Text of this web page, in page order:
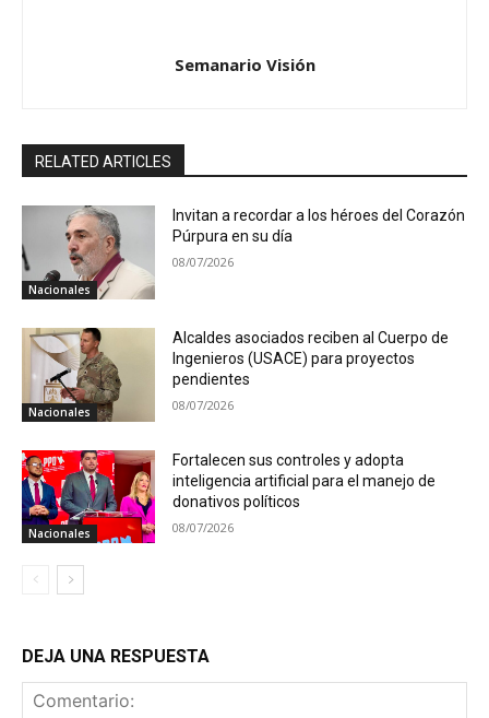
Semanario Visión
RELATED ARTICLES
Nacionales
Invitan a recordar a los héroes del Corazón
Púrpura en su día
08/07/2026
Nacionales
Alcaldes asociados reciben al Cuerpo de
Ingenieros (USACE) para proyectos
pendientes
08/07/2026
Nacionales
Fortalecen sus controles y adopta
inteligencia artificial para el manejo de
donativos políticos
08/07/2026
DEJA UNA RESPUESTA